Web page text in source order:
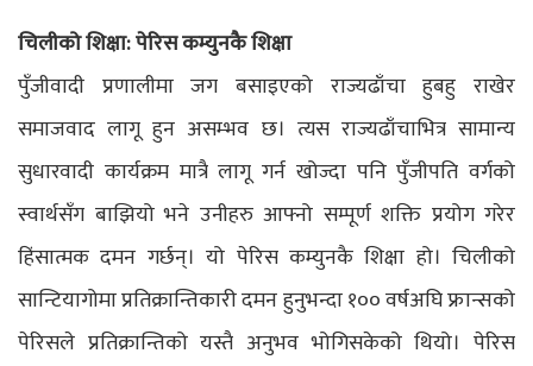
चिलीको शिक्षा: पेरिस कम्युनकै शिक्षा
पुँजीवादी प्रणालीमा जग बसाइएको राज्यढाँचा हुबहु राखेर
समाजवाद लागू हुन असम्भव छ। त्यस राज्यढाँचाभित्र सामान्य
सुधारवादी कार्यक्रम मात्रै लागू गर्न खोज्दा पनि पुँजीपति वर्गको
स्वार्थसँग बाझियो भने उनीहरु आफ्नो सम्पूर्ण शक्ति प्रयोग गरेर
हिंसात्मक दमन गर्छन्। यो पेरिस कम्युनकै शिक्षा हो। चिलीको
सान्टियागोमा प्रतिक्रान्तिकारी दमन हुनुभन्दा १०० वर्षअघि फ्रान्सको
पेरिसले प्रतिक्रान्तिको यस्तै अनुभव भोगिसकेको थियो। पेरिस